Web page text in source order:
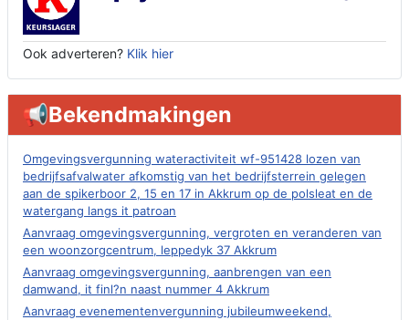
Ook adverteren? Klik hier
📢Bekendmakingen
Omgevingsvergunning wateractiviteit wf-951428 lozen van
bedrijfsafvalwater afkomstig van het bedrijfsterrein gelegen
aan de spikerboor 2, 15 en 17 in Akkrum op de polsleat en de
watergang langs it patroan
Aanvraag omgevingsvergunning, vergroten en veranderen van
een woonzorgcentrum, leppedyk 37 Akkrum
Aanvraag omgevingsvergunning, aanbrengen van een
damwand, it finl?n naast nummer 4 Akkrum
Aanvraag evenementenvergunning jubileumweekend,